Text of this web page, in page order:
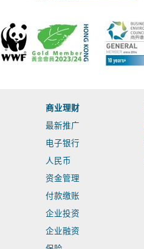
商业理财
最新推广
电子银行
人民币
资金管理
付款缴账
企业投资
企业融资